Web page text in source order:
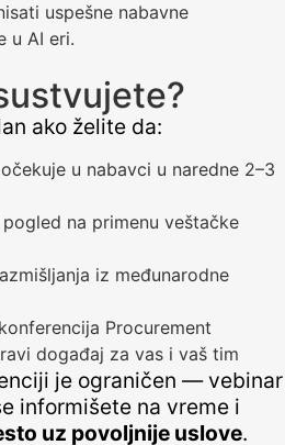
uspešne nabavne
u AI eri.
ako želite da:
u nabavci u naredne 2–3
na primenu veštačke
iz međunarodne
Procurement
događaj za vas i vaš tim
je ograničen — vebinar
informišete na vreme i
uz povoljnije uslove.